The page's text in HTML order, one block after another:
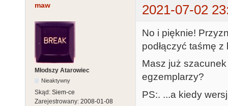
maw 2021-07-02
Młodszy Atarowiec
Nieaktywny
Skąd: Siem-ce
Zarejestrowany: 2008-01-08
No i pięknie!
podłączyć taśmę
Masz już
egzemplarzy?
PS:. ...a kiedy